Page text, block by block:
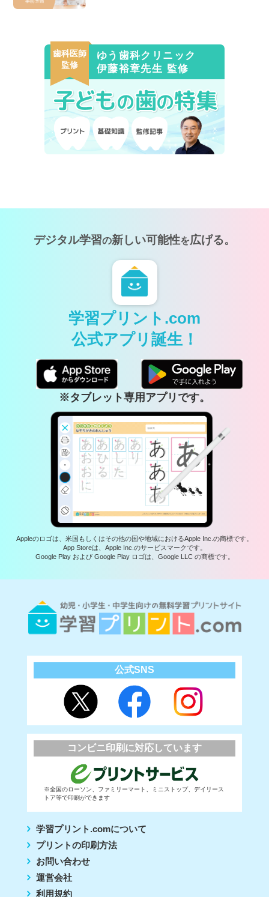
歯科医師
監修
ゆう歯科クリニック
伊藤裕章先生 監修
デジタル学習の新しい可能性を広げる。
学習プリント.com
公式アプリ誕生！
※タブレット専用アプリです。
Appleのロゴは、米国もしくはその他の国や地域におけるApple Inc.の商標です。
App Storeは、Apple Inc.のサービスマークです。
Google Play および Google Play ロゴは、Google LLC の商標です。
公式SNS
コンビニ印刷に対応しています
※全国のローソン、ファミリーマート、ミニストップ、デイリース
トア等で印刷ができます
学習プリント.comについて
プリントの印刷方法
お問い合わせ
運営会社
利用規約